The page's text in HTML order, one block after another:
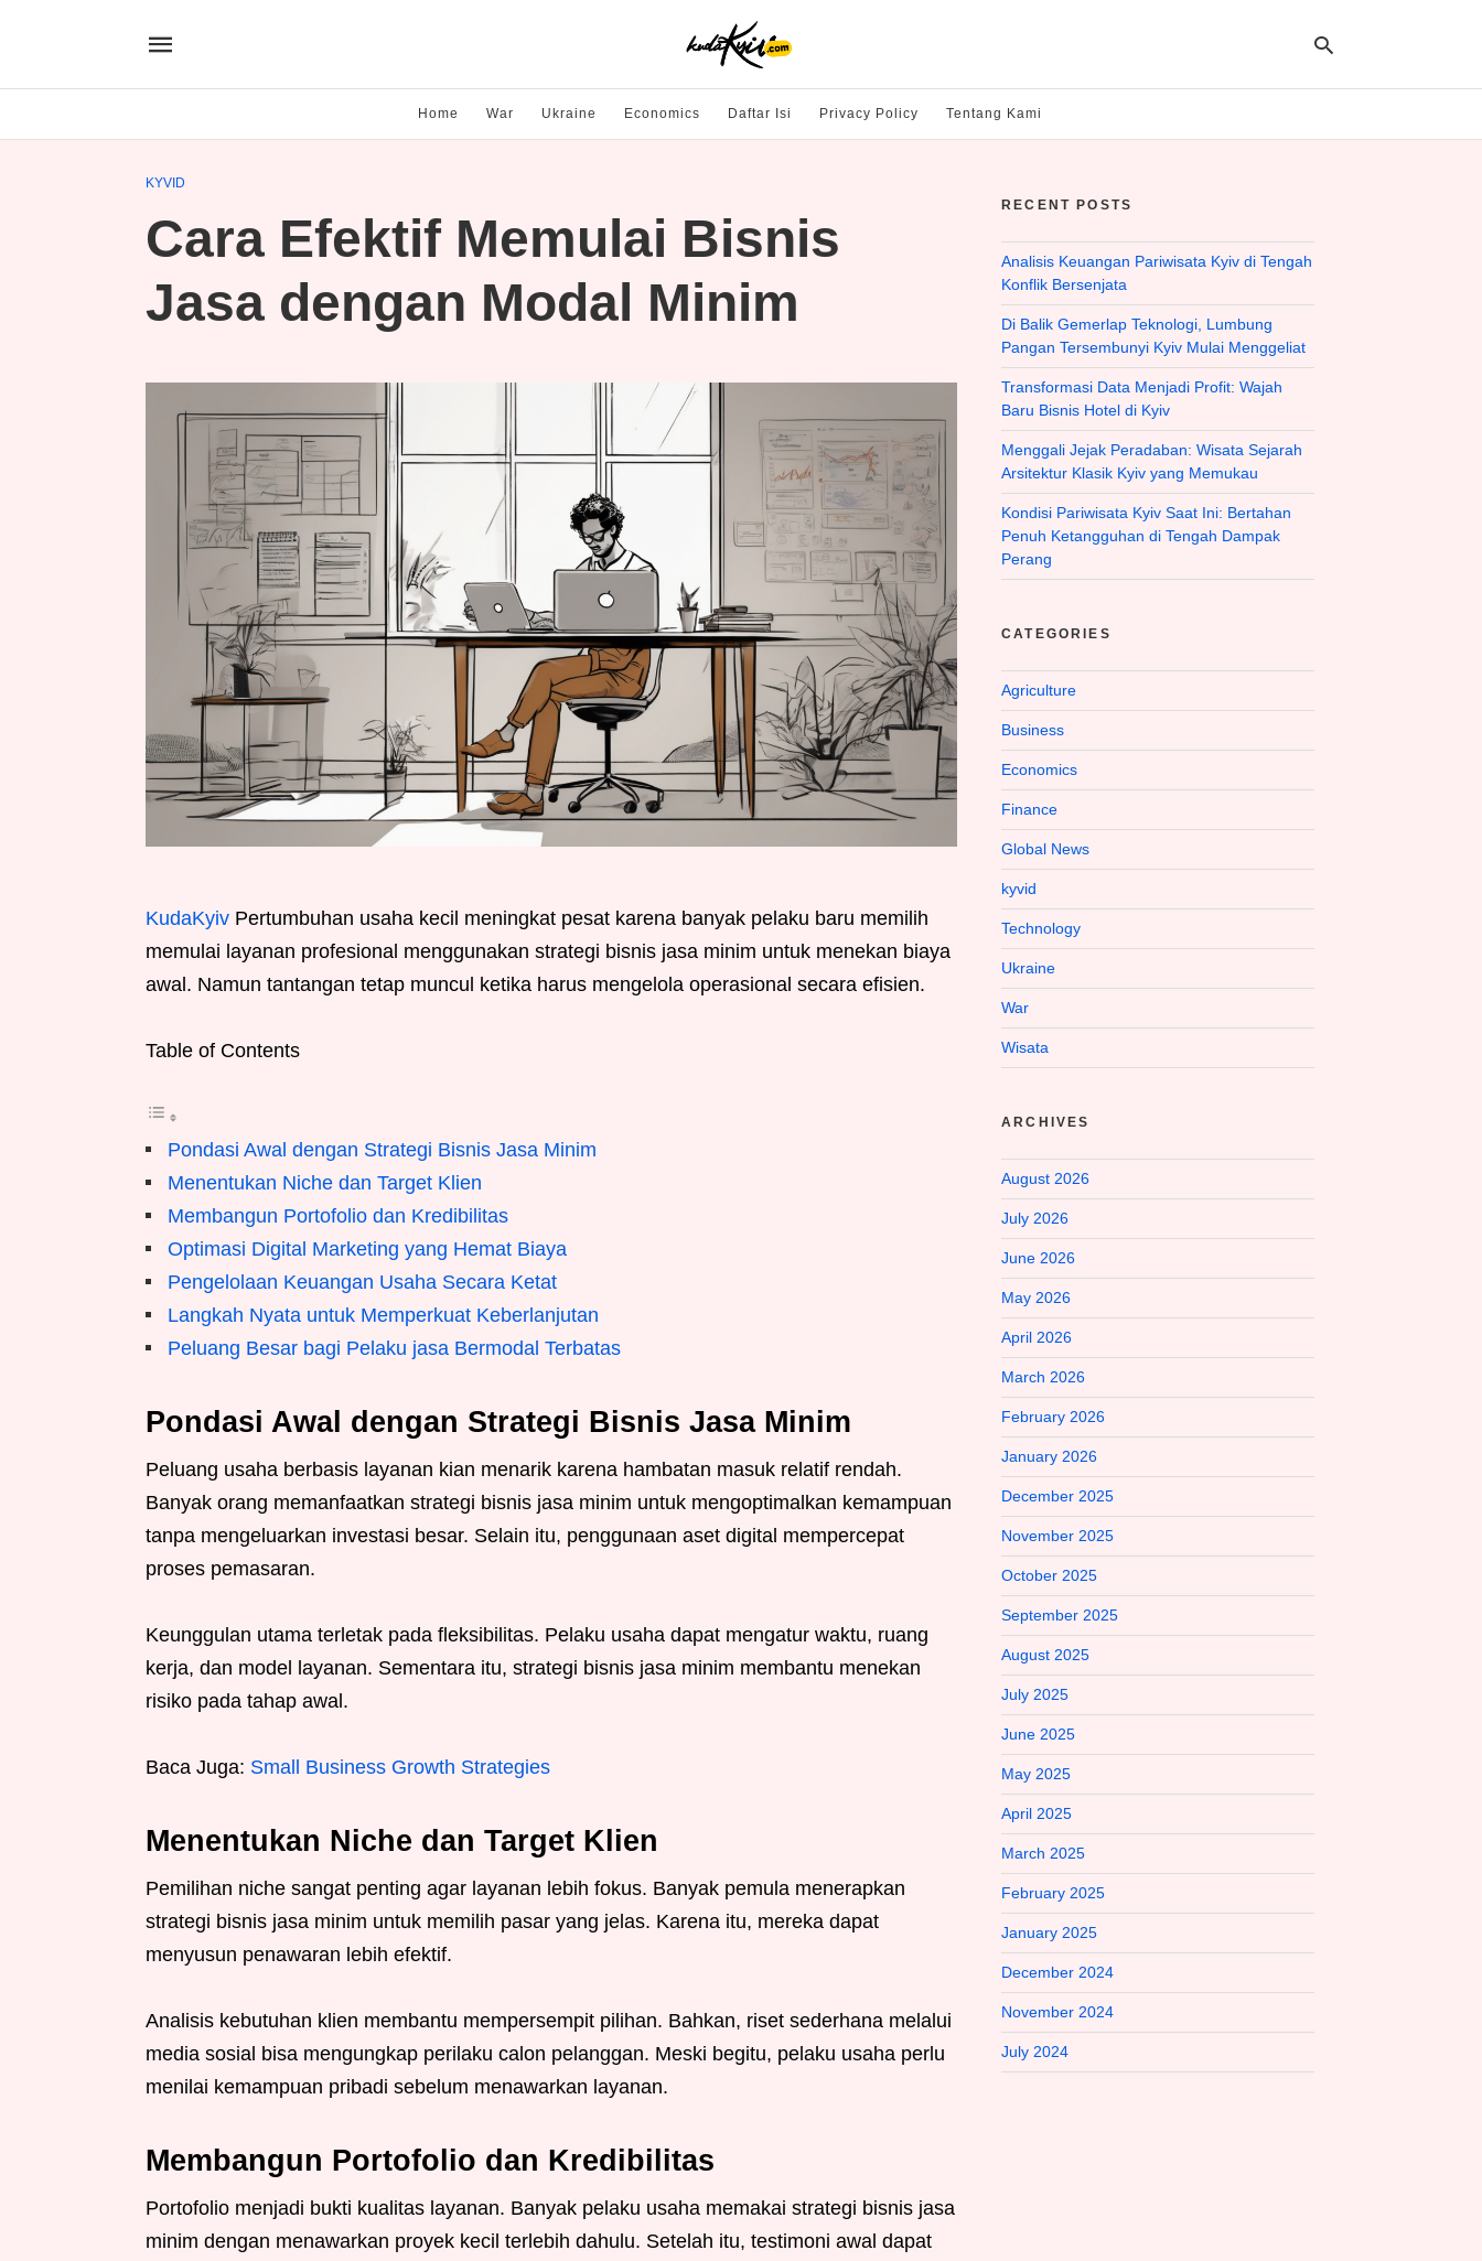
Home War Ukraine Economics Daftar Isi Privacy Policy Tentang Kami
KYVID
Cara Efektif Memulai Bisnis
Jasa dengan Modal Minim
KudaKyiv Pertumbuhan usaha kecil meningkat pesat karena banyak pelaku baru memilih
memulai layanan profesional menggunakan strategi bisnis jasa minim untuk menekan biaya
awal. Namun tantangan tetap muncul ketika harus mengelola operasional secara efisien.
Table of Contents
Pondasi Awal dengan Strategi Bisnis Jasa Minim
Menentukan Niche dan Target Klien
Membangun Portofolio dan Kredibilitas
Optimasi Digital Marketing yang Hemat Biaya
Pengelolaan Keuangan Usaha Secara Ketat
Langkah Nyata untuk Memperkuat Keberlanjutan
Peluang Besar bagi Pelaku jasa Bermodal Terbatas
Pondasi Awal dengan Strategi Bisnis Jasa Minim
Peluang usaha berbasis layanan kian menarik karena hambatan masuk relatif rendah.
Banyak orang memanfaatkan strategi bisnis jasa minim untuk mengoptimalkan kemampuan
tanpa mengeluarkan investasi besar. Selain itu, penggunaan aset digital mempercepat
proses pemasaran.
Keunggulan utama terletak pada fleksibilitas. Pelaku usaha dapat mengatur waktu, ruang
kerja, dan model layanan. Sementara itu, strategi bisnis jasa minim membantu menekan
risiko pada tahap awal.
Baca Juga: Small Business Growth Strategies
Menentukan Niche dan Target Klien
Pemilihan niche sangat penting agar layanan lebih fokus. Banyak pemula menerapkan
strategi bisnis jasa minim untuk memilih pasar yang jelas. Karena itu, mereka dapat
menyusun penawaran lebih efektif.
Analisis kebutuhan klien membantu mempersempit pilihan. Bahkan, riset sederhana melalui
media sosial bisa mengungkap perilaku calon pelanggan. Meski begitu, pelaku usaha perlu
menilai kemampuan pribadi sebelum menawarkan layanan.
Membangun Portofolio dan Kredibilitas
Portofolio menjadi bukti kualitas layanan. Banyak pelaku usaha memakai strategi bisnis jasa
minim dengan menawarkan proyek kecil terlebih dahulu. Setelah itu, testimoni awal dapat
RECENT POSTS
Analisis Keuangan Pariwisata Kyiv di Tengah
Konflik Bersenjata
Di Balik Gemerlap Teknologi, Lumbung
Pangan Tersembunyi Kyiv Mulai Menggeliat
Transformasi Data Menjadi Profit: Wajah
Baru Bisnis Hotel di Kyiv
Menggali Jejak Peradaban: Wisata Sejarah
Arsitektur Klasik Kyiv yang Memukau
Kondisi Pariwisata Kyiv Saat Ini: Bertahan
Penuh Ketangguhan di Tengah Dampak
Perang
CATEGORIES
Agriculture
Business
Economics
Finance
Global News
kyvid
Technology
Ukraine
War
Wisata
ARCHIVES
August 2026
July 2026
June 2026
May 2026
April 2026
March 2026
February 2026
January 2026
December 2025
November 2025
October 2025
September 2025
August 2025
July 2025
June 2025
May 2025
April 2025
March 2025
February 2025
January 2025
December 2024
November 2024
July 2024